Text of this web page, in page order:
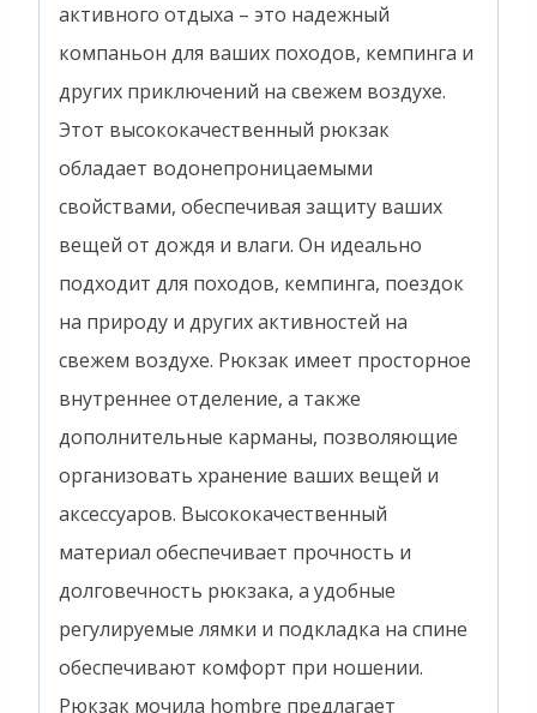
активного отдыха – это надежный
компаньон для ваших походов, кемпинга и
других приключений на свежем воздухе.
Этот высококачественный рюкзак
обладает водонепроницаемыми
свойствами, обеспечивая защиту ваших
вещей от дождя и влаги. Он идеально
подходит для походов, кемпинга, поездок
на природу и других активностей на
свежем воздухе. Рюкзак имеет просторное
внутреннее отделение, а также
дополнительные карманы, позволяющие
организовать хранение ваших вещей и
аксессуаров. Высококачественный
материал обеспечивает прочность и
долговечность рюкзака, а удобные
регулируемые лямки и подкладка на спине
обеспечивают комфорт при ношении.
Рюкзак мочила hombre предлагает